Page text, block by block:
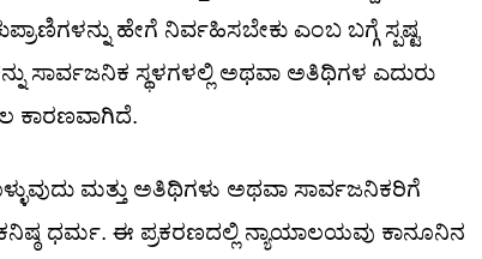
ಹೇಗೆ ನಿರ್ವಹಿಸಬೇಕು ಎಂಬ ಬಗ್ಗೆ ಸ್ಪಷ್ಟ
ಸಾರ್ವಜನಿಕ ಸ್ಥಳಗಳಲ್ಲಿ ಅಥವಾ ಅತಿಥಿಗಳ ಎದುರು
ಕಾರಣವಾಗಿದೆ.
ಮತ್ತು ಅತಿಥಿಗಳು ಅಥವಾ ಸಾರ್ವಜನಿಕರಿಗೆ
ಧರ್ಮ. ಈ ಪ್ರಕರಣದಲ್ಲಿ ನ್ಯಾಯಾಲಯವು ಕಾನೂನಿನ